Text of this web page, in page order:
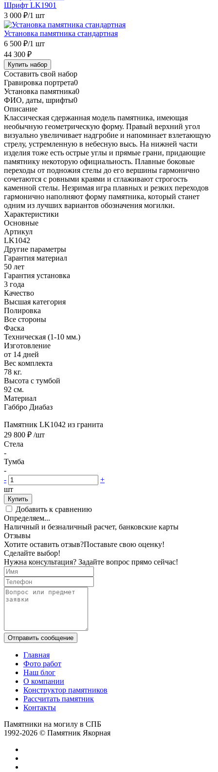
Шрифт LK1901
3 000 ₽/1 шт
Установка памятника стандартная
6 500 ₽/1 шт
44 300 ₽
Купить набор
Составить свой набор
Гравировка портрета0
Установка памятника0
ФИО, даты, шрифты0
Описание
Классическая сдержанная модель памятника, имеющая
необычную геометрическую форму. Правый верхний угол
визуально увеличивает надгробие и напоминает взлетающую
стрелу, устремленную в небесную высь. На нижней части
изделия тоже есть острые углы и прямые грани, придающие
памятнику некоторую официальность. Плавные боковые
переходы от подножия стелы до его вершины гармонично
сочетаются с ровными краями и сглаживают строгость
каменной стелы. Незримая игра плавных и резких переходов
гармонично наполняют форму памятника, который станет
одним из лучших вариантов обозначения могилки.
Характеристики
Основные
Артикул
LK1042
Другие параметры
Гарантия материал
50 лет
Гарантия установка
3 года
Качество
Высшая категория
Полировка
Все стороны
Фаска
Техническая (1-10 мм.)
Изготовление
от 14 дней
Вес комплекта
78 кг.
Высота с тумбой
92 см.
Материал
Габбро Диабаз
Памятник LK1042 из гранита
29 800 ₽ /шт
Стела
-
Тумба
-
-
+
шт
Купить
Добавить к сравнению
Определяем...
Наличный и безналичный расчет, банковские карты
Отзывы
Хотите оставить отзыв?Поставьте свою оценку!
Сделайте выбор!
Нужна консультация? Задайте вопрос прямо сейчас!
Отправить сообщение
Главная
Фото работ
Наш блог
О компании
Конструктор памятников
Рассчитать памятник
Контакты
Памятники на могилу в СПБ
1992-2026 © Памятник Якорная